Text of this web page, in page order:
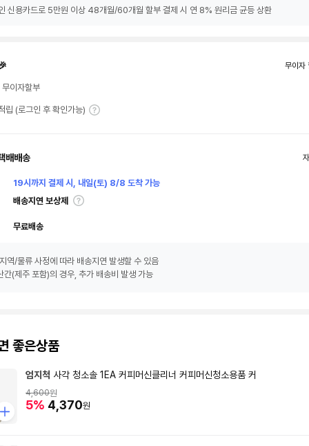
신용카드로 5만원 이상 48개월/60개월 할부 결제 시 연 8% 원리금 균등 상환
무이자
이자할부
립 (로그인 후 확인가능)
배배송
19시까지 결제 시, 내일(토) 8/8 도착 가능
배송지연 보상제
무료배송
역/물류 사정에 따라 배송지연 발생할 수 있음
간(제주 포함)의 경우, 추가 배송비 발생 가능
좋은상품
엄지척 사각 청소솔 1EA 커피머신클리너 커피머신청소용품 커
4,600원
5% 4,370원